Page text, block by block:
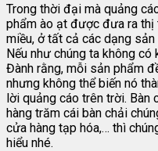
Trong thời đại mà quảng
phẩm ào ạt được đưa ra
miều, ở tất cả các dạng
Nếu như chúng ta không
Đành rằng, mỗi sản phẩm
nhưng không thể biến nó
lời quảng cáo trên trời. Bàn
hàng trăm cái bàn chải
cửa hàng tạp hóa,… thì
hiểu nhé.